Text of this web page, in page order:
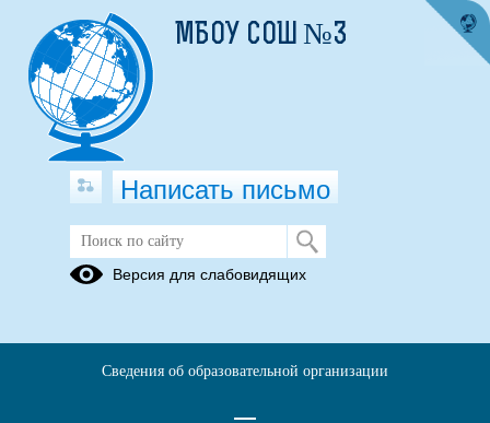
Питание
дневное
МБОУ СОШ №3
Написать письмо
Версия для слабовидящих
Сведения об образовательной организации